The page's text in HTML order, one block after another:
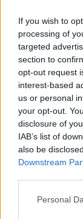
If you wish to
processing of
targeted
section to
opt-out request
interest-based
us or personal
your opt-out.
disclosure of
IAB’s list of
also be
Downstream
Please note
Personal
Situación
Marta Ruiz · 1 Ago 2026